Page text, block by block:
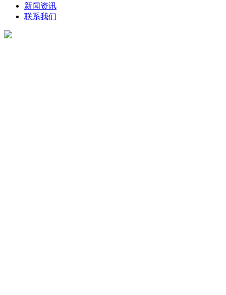
新闻资讯
联系我们